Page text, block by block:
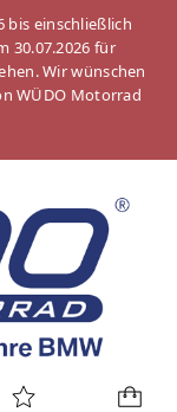
bis einschließlich
30.07.2026 für
Wir wünschen
WÜDO Motorrad